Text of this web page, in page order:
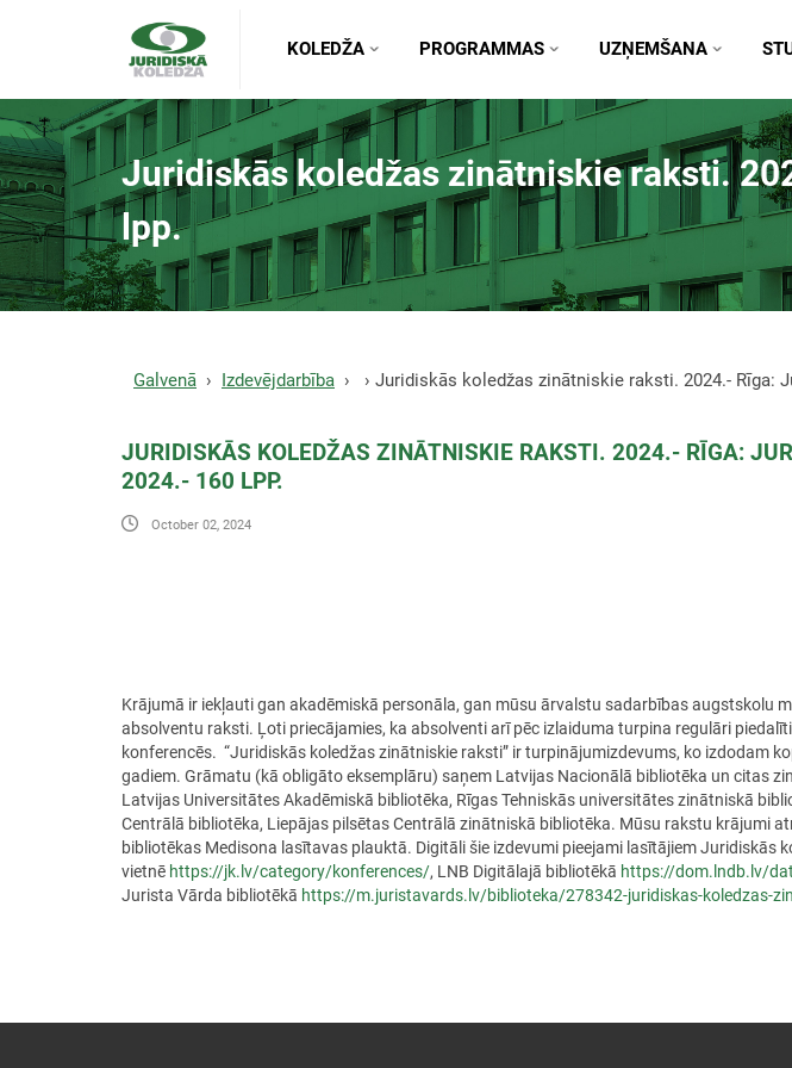
KOLEDŽA PROGRAMMAS UZŅEMŠANA
Juridiskās koledžas zinātniskie raksti.
lpp.
Galvenā Izdevējdarbība Juridiskās koledžas zinātniskie raksti. 2024.- Rīga:
JURIDISKĀS KOLEDŽAS ZINĀTNISKIE RAKSTI. 2024.- RĪGA:
2024.- 160 LPP.
October 02, 2024
Krājumā ir iekļauti gan akadēmiskā personāla, gan mūsu ārvalstu sadarbības augstskolu
absolventu raksti. Ļoti priecājamies, ka absolventi arī pēc izlaiduma turpina regulāri
konferencēs. “Juridiskās koledžas zinātniskie raksti” ir turpinājumizdevums, ko izdodam
gadiem. Grāmatu (kā obligāto eksemplāru) saņem Latvijas Nacionālā bibliotēka un citas
Latvijas Universitātes Akadēmiskā bibliotēka, Rīgas Tehniskās universitātes zinātniskā
Centrālā bibliotēka, Liepājas pilsētas Centrālā zinātniskā bibliotēka. Mūsu rakstu krājumi
bibliotēkas Medisona lasītavas plauktā. Digitāli šie izdevumi pieejami lasītājiem Juridiskās
vietnē https://jk.lv/category/konferences/, LNB Digitālajā bibliotēkā https://dom.lndb.lv/
Jurista Vārda bibliotēkā https://m.juristavards.lv/biblioteka/278342-juridiskas-koledzas-